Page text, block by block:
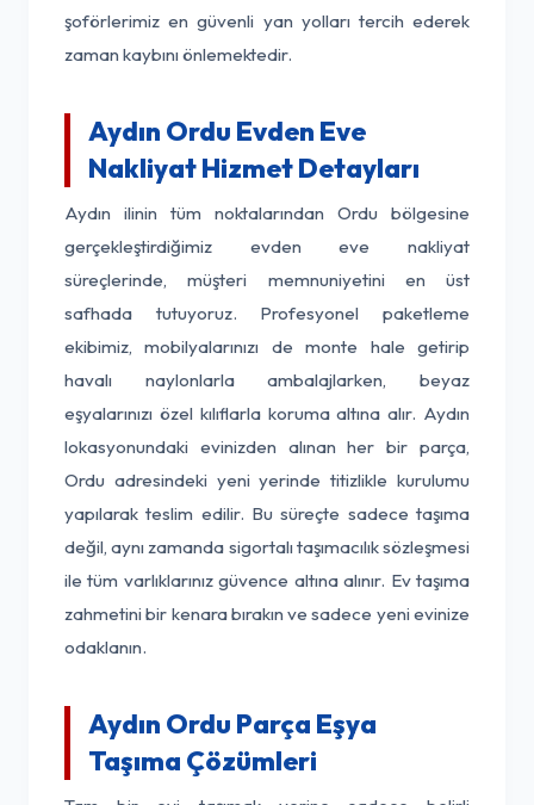
şoförlerimiz en güvenli yan yolları tercih ederek
zaman kaybını önlemektedir.
Aydın Ordu Evden Eve
Nakliyat Hizmet Detayları
Aydın ilinin tüm noktalarından Ordu bölgesine
gerçekleştirdiğimiz evden eve nakliyat
süreçlerinde, müşteri memnuniyetini en üst
safhada tutuyoruz. Profesyonel paketleme
ekibimiz, mobilyalarınızı de monte hale getirip
havalı naylonlarla ambalajlarken, beyaz
eşyalarınızı özel kılıflarla koruma altına alır. Aydın
lokasyonundaki evinizden alınan her bir parça,
Ordu adresindeki yeni yerinde titizlikle kurulumu
yapılarak teslim edilir. Bu süreçte sadece taşıma
değil, aynı zamanda sigortalı taşımacılık sözleşmesi
ile tüm varlıklarınız güvence altına alınır. Ev taşıma
zahmetini bir kenara bırakın ve sadece yeni evinize
odaklanın.
Aydın Ordu Parça Eşya
Taşıma Çözümleri